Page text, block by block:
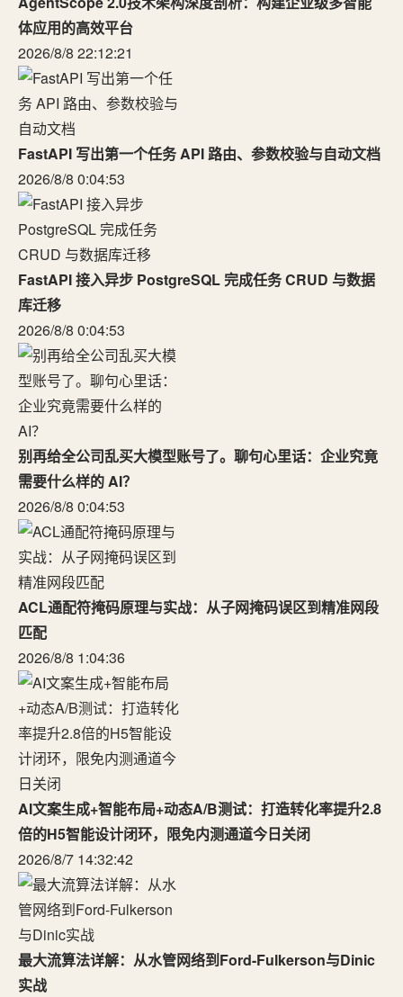
体应用的高效平台
2026/8/8 22:12:21
FastAPI 写出第一个任务 API 路由、参数校验与自动文档
2026/8/8 0:04:53
FastAPI 接入异步 PostgreSQL 完成任务 CRUD 与数据
库迁移
2026/8/8 0:04:53
别再给全公司乱买大模型账号了。聊句心里话：企业究竟
需要什么样的 AI？
2026/8/8 0:04:53
ACL通配符掩码原理与实战：从子网掩码误区到精准网段
匹配
2026/8/8 1:04:36
AI文案生成+智能布局+动态A/B测试：打造转化率提升2.8
倍的H5智能设计闭环，限免内测通道今日关闭
2026/8/7 14:32:42
最大流算法详解：从水管网络到Ford-Fulkerson与Dinic
实战